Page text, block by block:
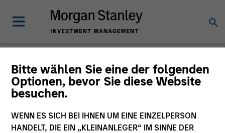
Bitte wählen Sie eine der folgenden
Optionen, bevor Sie diese Website
besuchen.
WENN ES SICH BEI IHNEN UM EINE EINZELPERSON
HANDELT, DIE EIN „KLEINANLEGER“ IM SINNE DER
Morgan Stanley
Investment Funds
Änderung des Fondsvehikels